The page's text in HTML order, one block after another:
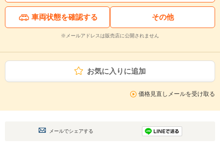
車両状態を確認する その他
※メールアドレスは販売店に公開されません
お気に入りに追加
価格見直しメールを受け取る
メールでシェアする